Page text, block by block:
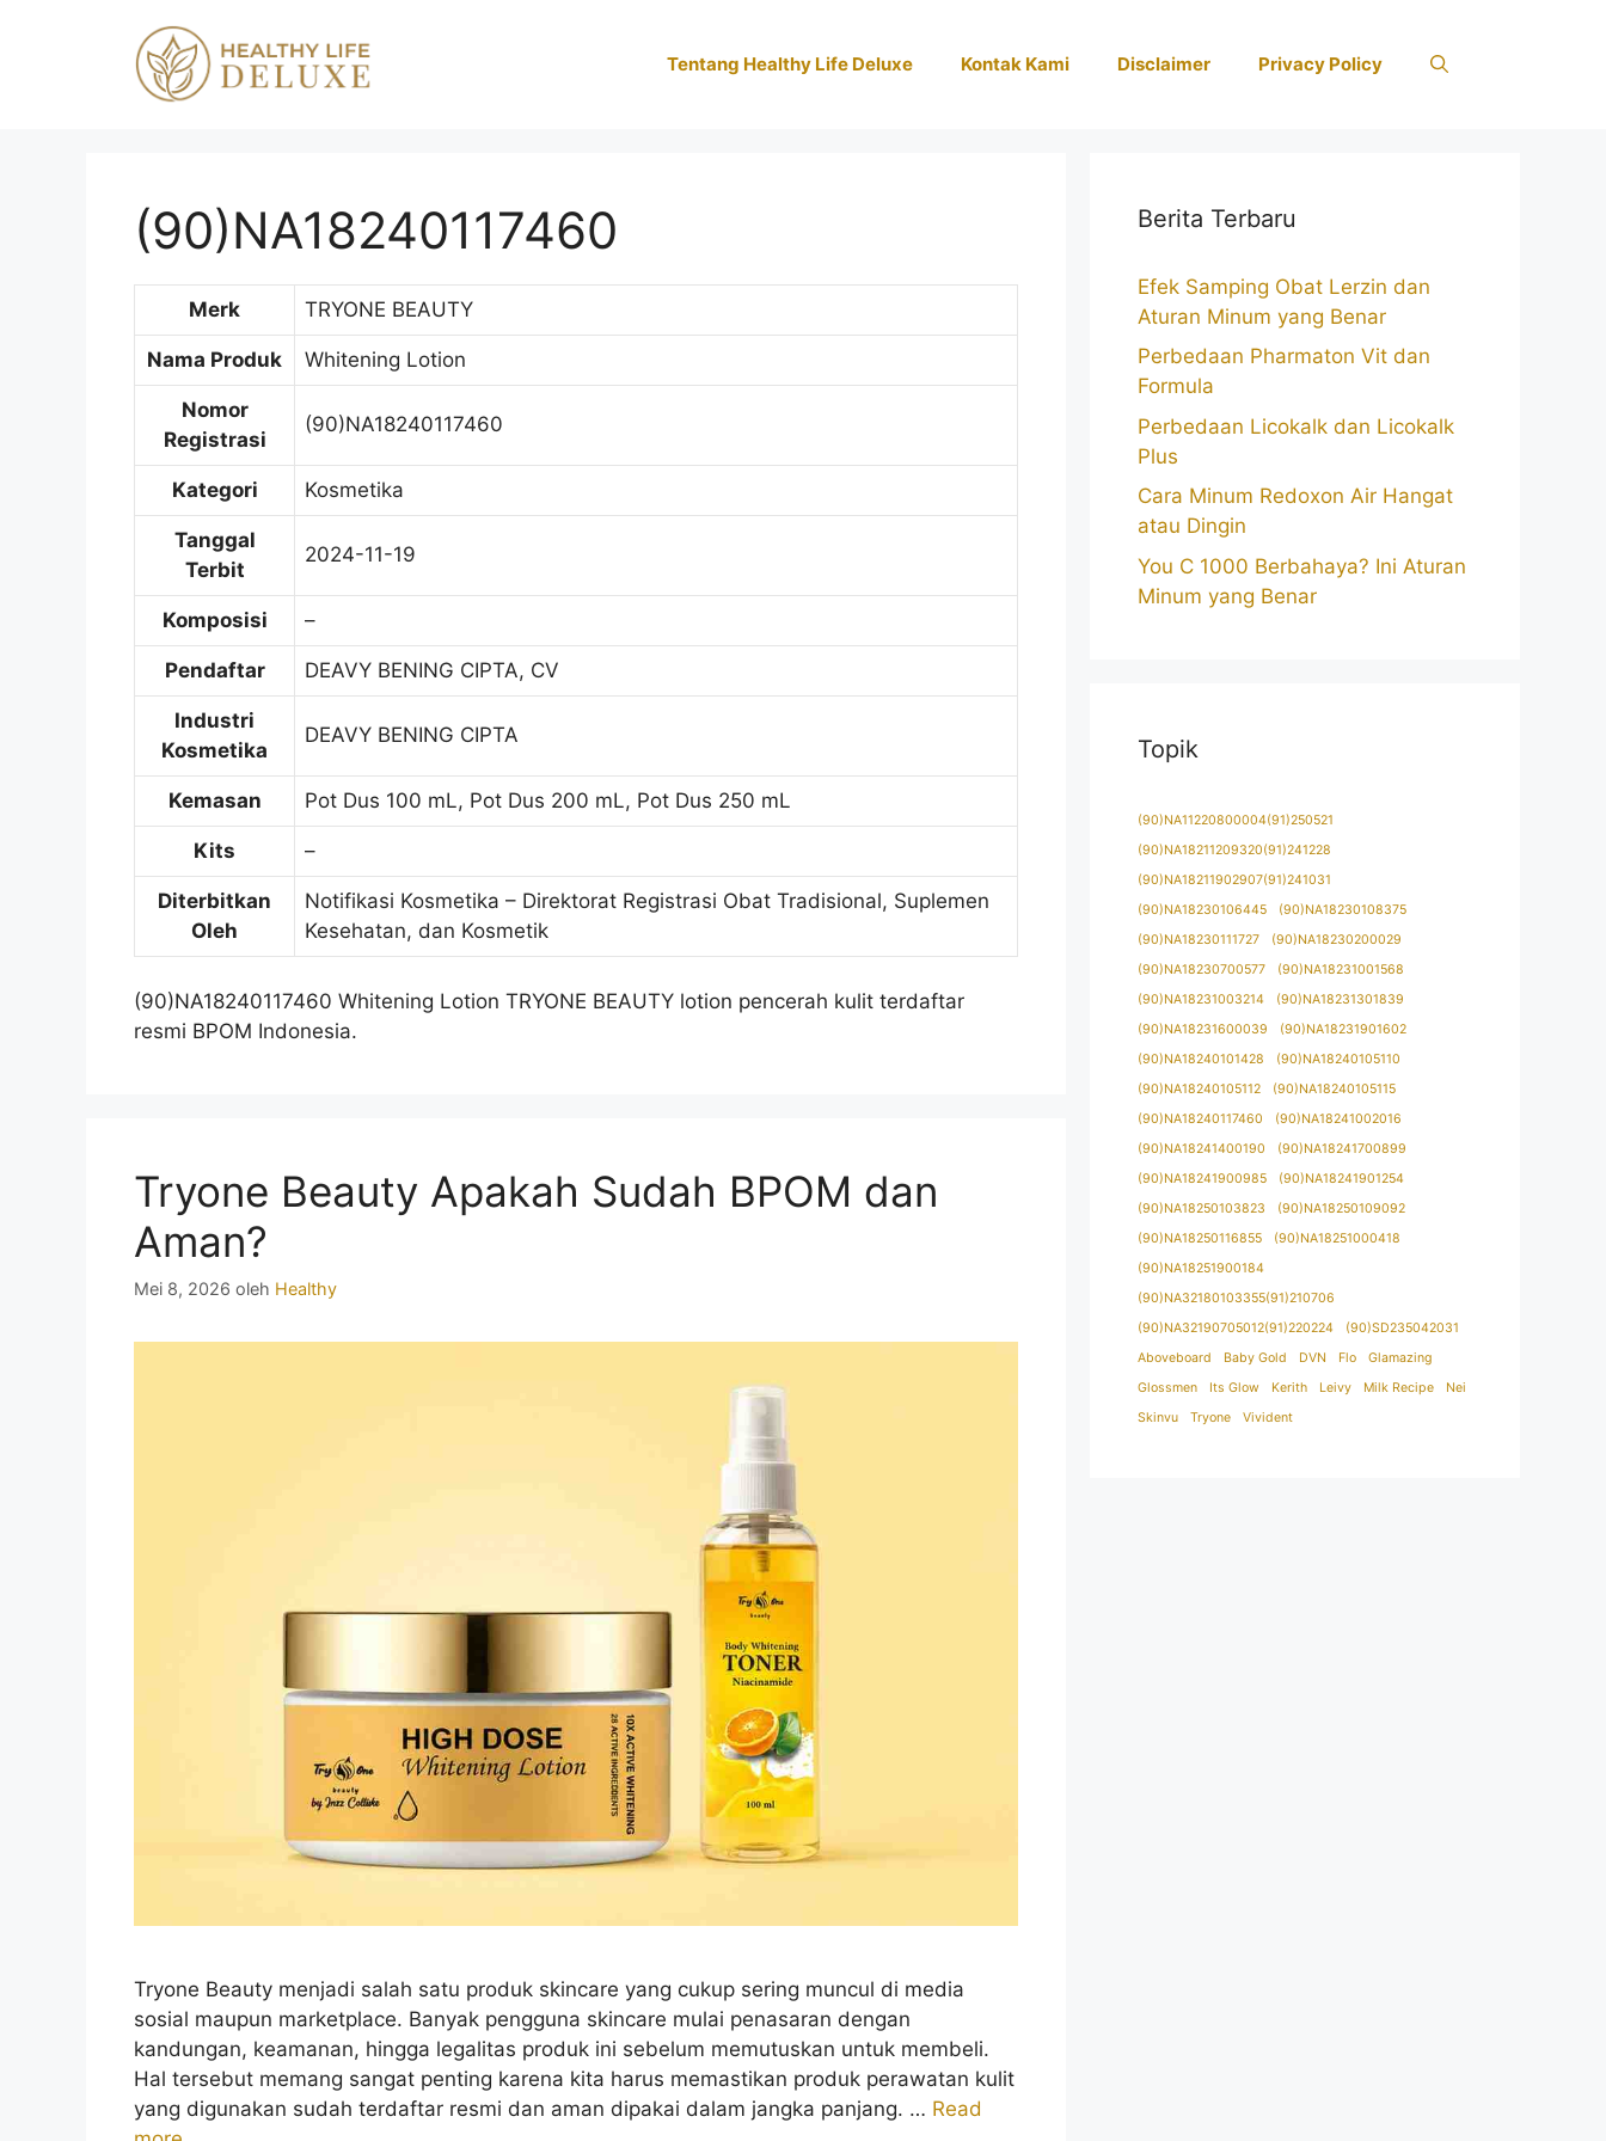
Tentang Healthy Life Deluxe Kontak Kami Disclaimer Privacy Policy
(90)NA18240117460
Merk TRYONE BEAUTY
Nama Produk Whitening Lotion
Nomor
Registrasi
(90)NA18240117460
Kategori Kosmetika
Tanggal
Terbit
2024-11-19
Komposisi –
Pendaftar DEAVY BENING CIPTA, CV
Industri
Kosmetika
DEAVY BENING CIPTA
Kemasan Pot Dus 100 mL, Pot Dus 200 mL, Pot Dus 250 mL
Kits –
Diterbitkan
Oleh
Notifikasi Kosmetika – Direktorat Registrasi Obat Tradisional, Suplemen
Kesehatan, dan Kosmetik
(90)NA18240117460 Whitening Lotion TRYONE BEAUTY lotion pencerah kulit terdaftar
resmi BPOM Indonesia.
Tryone Beauty Apakah Sudah BPOM dan
Aman?
Mei 8, 2026 oleh Healthy
Tryone Beauty menjadi salah satu produk skincare yang cukup sering muncul di media
sosial maupun marketplace. Banyak pengguna skincare mulai penasaran dengan
kandungan, keamanan, hingga legalitas produk ini sebelum memutuskan untuk membeli.
Hal tersebut memang sangat penting karena kita harus memastikan produk perawatan kulit
yang digunakan sudah terdaftar resmi dan aman dipakai dalam jangka panjang. … Read
Berita Terbaru
Efek Samping Obat Lerzin dan
Aturan Minum yang Benar
Perbedaan Pharmaton Vit dan
Formula
Perbedaan Licokalk dan Licokalk
Plus
Cara Minum Redoxon Air Hangat
atau Dingin
You C 1000 Berbahaya? Ini Aturan
Minum yang Benar
Topik
(90)NA11220800004(91)250521
(90)NA18211209320(91)241228
(90)NA18211902907(91)241031
(90)NA18230106445
(90)NA18230108375
(90)NA18230111727
(90)NA18230200029
(90)NA18230700577
(90)NA18231001568
(90)NA18231003214
(90)NA18231301839
(90)NA18231600039
(90)NA18231901602
(90)NA18240101428
(90)NA18240105110
(90)NA18240105112
(90)NA18240105115
(90)NA18240117460
(90)NA18241002016
(90)NA18241400190
(90)NA18241700899
(90)NA18241900985
(90)NA18241901254
(90)NA18250103823
(90)NA18250109092
(90)NA18250116855
(90)NA18251000418
(90)NA18251900184
(90)NA32180103355(91)210706
(90)NA32190705012(91)220224
(90)SD235042031
Aboveboard
Baby Gold DVN Flo
Glamazing
Glossmen
Its Glow Kerith Leivy Milk Recipe
Nei
Skinvu
Tryone Vivident